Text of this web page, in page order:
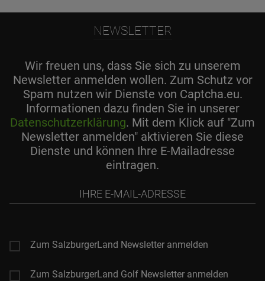
NEWSLETTER
Wir freuen uns, dass Sie sich zu unserem
Newsletter anmelden wollen. Zum Schutz vor
Spam nutzen wir Dienste von Captcha.eu.
Informationen dazu finden Sie in unserer
Datenschutzerklärung. Mit dem Klick auf "Zum
Newsletter anmelden" aktivieren Sie diese
Dienste und können Ihre E-Mailadresse
eintragen.
Mail-
Zum SalzburgerLand Newsletter anmelden
Zum SalzburgerLand Golf Newsletter anmelden